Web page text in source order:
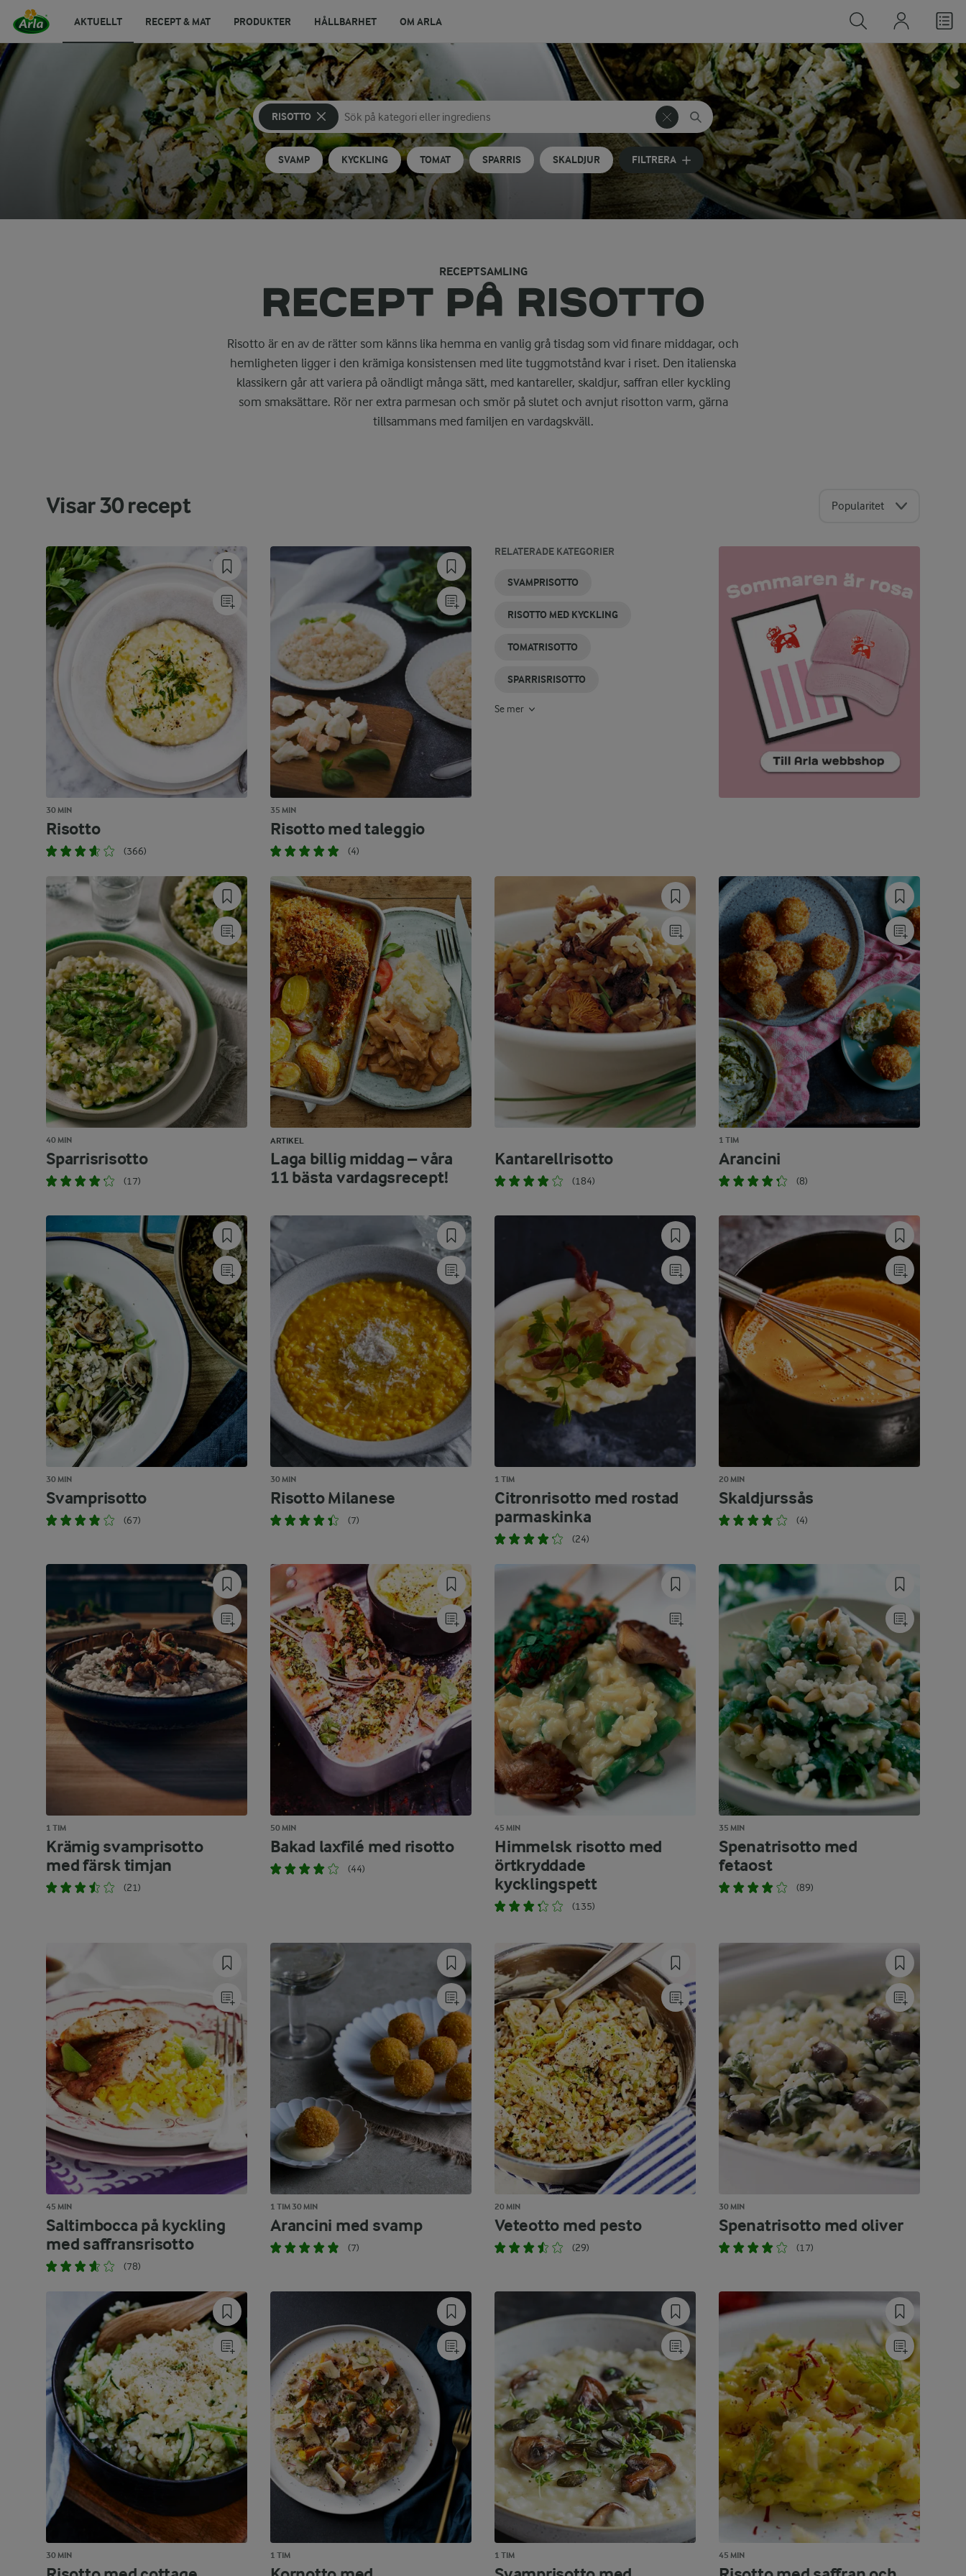
AKTUELLT RECEPT & MAT PRODUKTER HÅLLBARHET OM ARLA
RISOTTO
Sök på kategori eller ingrediens
Skriv in sökord för att få förslag
SVAMP KYCKLING TOMAT SPARRIS SKALDJUR FILTRERA
RECEPTSAMLING
RECEPT PÅ RISOTTO
Risotto är en av de rätter som känns lika hemma en vanlig grå tisdag som vid finare middagar, och
hemligheten ligger i den krämiga konsistensen med lite tuggmotstånd kvar i riset. Den italienska
klassikern går att variera på oändligt många sätt, med kantareller, skaldjur, saffran eller kyckling
som smaksättare. Rör ner extra parmesan och smör på slutet och avnjut risotton varm, gärna
tillsammans med familjen en vardagskväll.
Visar30recept Popularitet
30 MIN
Risotto
(366)
35 MIN
Risotto med taleggio
(4)
RELATERADE KATEGORIER
SVAMPRISOTTO
RISOTTO MED KYCKLING
TOMATRISOTTO
SPARRISRISOTTO
SKALDJURSRISOTTO
RISOTTORIS
KRÄMIG
RISOTTO
CITRONRISOTTO
ZUCCHINIRISOTTO
RISOTTO
MED
KÖTT
Se mer
40 MIN
Sparrisrisotto
(17)
ARTIKEL
Laga billig middag – våra
11 bästa vardagsrecept!
Kantarellrisotto
(184)
1 TIM
Arancini
(8)
30 MIN
Svamprisotto
(67)
30 MIN
Risotto Milanese
(7)
1 TIM
Citronrisotto med rostad
parmaskinka
(24)
20 MIN
Skaldjurssås
(4)
1 TIM
Krämig svamprisotto
med färsk timjan
(21)
50 MIN
Bakad laxfilé med risotto
(44)
45 MIN
Himmelsk risotto med
örtkryddade
kycklingspett
(135)
35 MIN
Spenatrisotto med
fetaost
(89)
45 MIN
Saltimbocca på kyckling
med saffransrisotto
(78)
1 TIM 30 MIN
Arancini med svamp
(7)
20 MIN
Veteotto med pesto
(29)
30 MIN
Spenatrisotto med oliver
(17)
30 MIN 1 TIM 1 TIM 45 MIN